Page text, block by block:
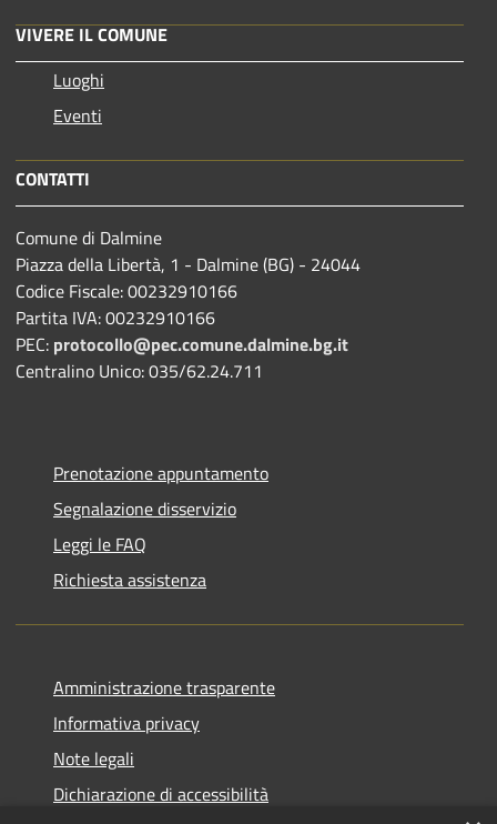
VIVERE IL COMUNE
Luoghi
Eventi
CONTATTI
Comune di Dalmine
Piazza della Libertà, 1 - Dalmine (BG) - 24044
Codice Fiscale: 00232910166
Partita IVA: 00232910166
PEC: protocollo@pec.comune.dalmine.bg.it
Centralino Unico: 035/62.24.711
Prenotazione appuntamento
Segnalazione disservizio
Leggi le FAQ
Richiesta assistenza
Amministrazione trasparente
Informativa privacy
Note legali
Dichiarazione di accessibilità